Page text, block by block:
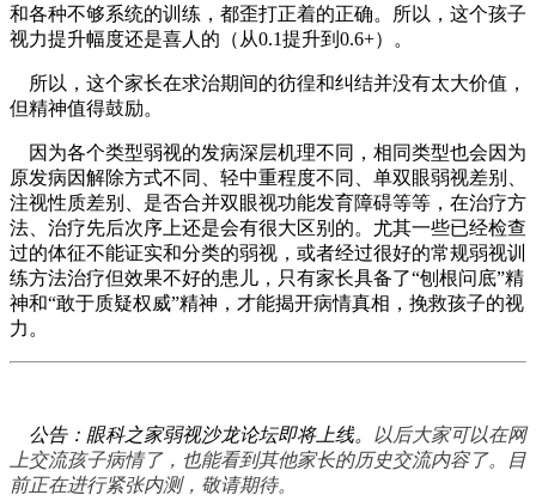
和各种不够系统的训练，都歪打正着的正确。所以，这个孩子
视力提升幅度还是喜人的（从0.1提升到0.6+）。
所以，这个家长在求治期间的彷徨和纠结并没有太大价值，
但精神值得鼓励。
因为各个类型弱视的发病深层机理不同，相同类型也会因为
原发病因解除方式不同、轻中重程度不同、单双眼弱视差别、
注视性质差别、是否合并双眼视功能发育障碍等等，在治疗方
法、治疗先后次序上还是会有很大区别的。尤其一些已经检查
过的体征不能证实和分类的弱视，或者经过很好的常规弱视训
练方法治疗但效果不好的患儿，只有家长具备了“刨根问底”精
神和“敢于质疑权威”精神，才能揭开病情真相，挽救孩子的视
力。
公告：眼科之家弱视沙龙论坛即将上线。
以后大家可以在网
上交流孩子病情了，也能看到其他家长的历史交流内容了。目
前正在进行紧张内测，敬请期待。